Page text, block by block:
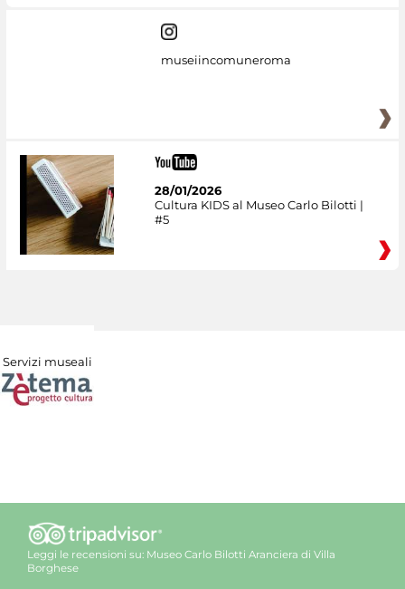
museiincomuneroma
28/01/2026
Cultura KIDS al Museo Carlo Bilotti |
#5
Servizi museali
Leggi le recensioni su: Museo Carlo Bilotti Aranciera di Villa
Borghese